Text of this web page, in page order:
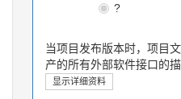
?
当项目发布版本时，项目
产的所有外部软件接口的
显示详细资料